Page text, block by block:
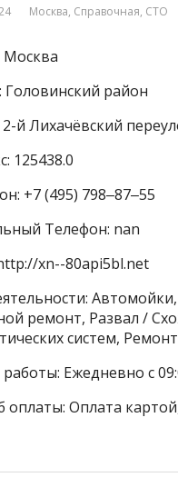
Москва, Справочная, СТО
Москва
Головинский район
й Лихачёвский
125438.0
+7 (495) 798‒87‒55
Телефон: nan
xn--80api5bl.net
ремонт, Развал /
систем,
Ежедневно с
оплаты: Оплата